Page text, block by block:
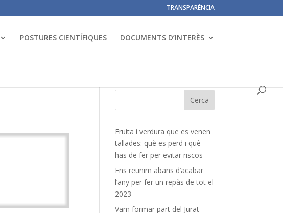
TRANSPARÈNCIA
POSTURES CIENTÍFIQUES DOCUMENTS D’INTERÈS
Fruita i verdura que es venen
tallades: què es perd i què
has de fer per evitar riscos
Ens reunim abans d’acabar
l’any per fer un repàs de tot el
2023
Vam formar part del Jurat